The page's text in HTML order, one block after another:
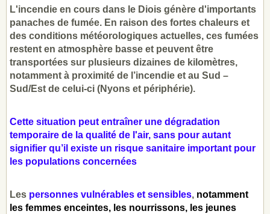
L'incendie en cours dans le Diois génère d'importants
panaches de fumée. En raison des fortes chaleurs et
des conditions météorologiques actuelles, ces fumées
restent en atmosphère basse et peuvent être
transportées sur plusieurs dizaines de kilomètres,
notamment à proximité de l’incendie et au Sud –
Sud/Est de celui-ci (Nyons et périphérie).
Cette situation peut entraîner une dégradation
temporaire de la qualité de l'air, sans pour autant
signifier qu’il existe un risque sanitaire important pour
les populations concernées
Les personnes vulnérables et sensibles, notamment
les femmes enceintes, les nourrissons, les jeunes